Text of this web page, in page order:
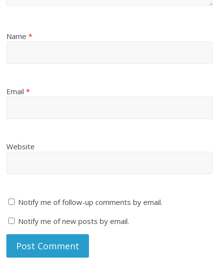
Name*
Email*
Website
Notify me of follow-up comments by email.
Notify me of new posts by email.